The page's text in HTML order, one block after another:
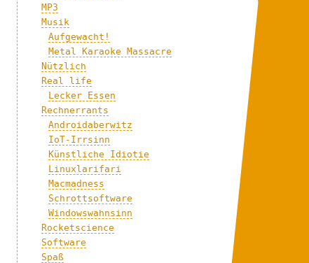
MP3
Musik
Aufgewacht!
Metal Karaoke Massacre
Nützlich
Real life
Lecker Essen
Rechnerrants
Androidaberwitz
IoT-Irrsinn
Künstliche Idiotie
Linuxlarifari
Macmadness
Schrottsoftware
Windowswahnsinn
Rocketscience
Software
Spaß